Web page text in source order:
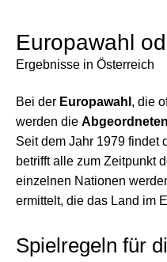
Europawahl
Ergebnisse in Österreich
Bei der Europawahl , die
werden die
Seit dem Jahr 1979 findet
betrifft alle zum Zeitpunkt
einzelnen Nationen
ermittelt, die das Land im
Spielregeln für